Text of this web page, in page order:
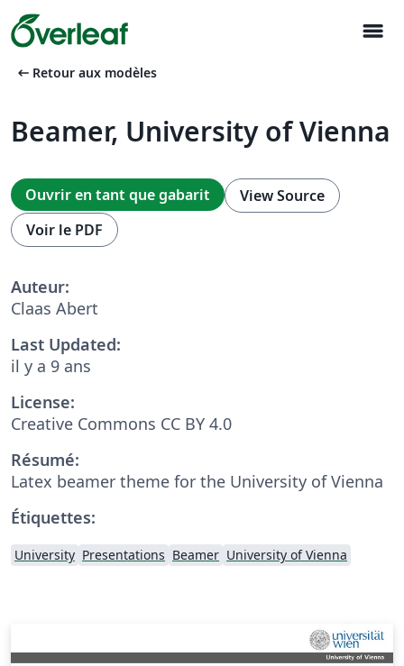
menu
arrow_left_alt Retour aux modèles
Beamer, University of Vienna
Ouvrir en tant que gabarit
View Source
Voir le PDF
Auteur:
Claas Abert
Last Updated:
il y a 9 ans
License:
Creative Commons CC BY 4.0
Résumé:
Latex beamer theme for the University of Vienna
Étiquettes:
University Presentations Beamer University of Vienna